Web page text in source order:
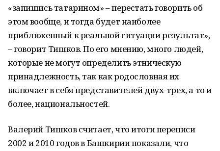
«запишись татарином» – перестать говорить об
этом вообще, и тогда будет наиболее
приближенный к реальной ситуации результат»,
– говорит Тишков. По его мнению, много людей,
которые не могут определить этническую
принадлежность, так как родословная их
включает в себя представителей двух-трех, а то и
более, национальностей.
Валерий Тишков считает, что итоги переписи
2002 и 2010 годов в Башкирии показали, что